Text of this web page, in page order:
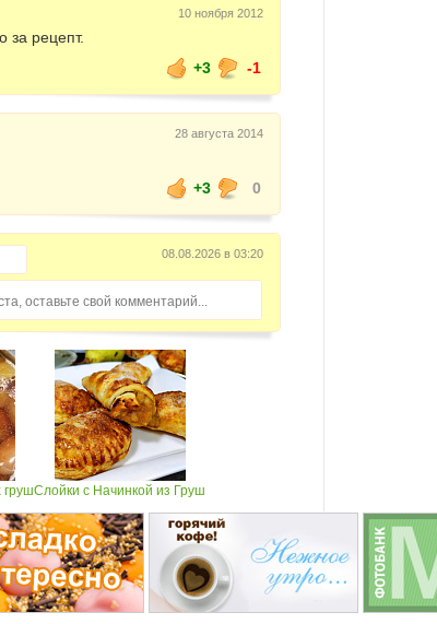
10 ноября 2012
за рецепт.
+3
-1
28 августа 2014
+3
0
08.08.2026 в 03:20
оставьте свой комментарий...
грушСлойки с Начинкой из Груш